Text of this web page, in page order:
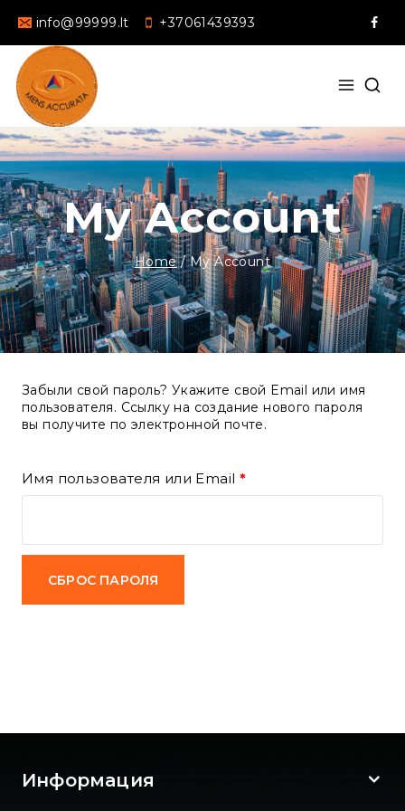
info@99999.lt +37061439393
My Account
Home / My Account
Забыли свой пароль? Укажите свой Email или имя
пользователя. Ссылку на создание нового пароля
вы получите по электронной почте.
Имя пользователя или Email *
СБРОС ПАРОЛЯ
Информация